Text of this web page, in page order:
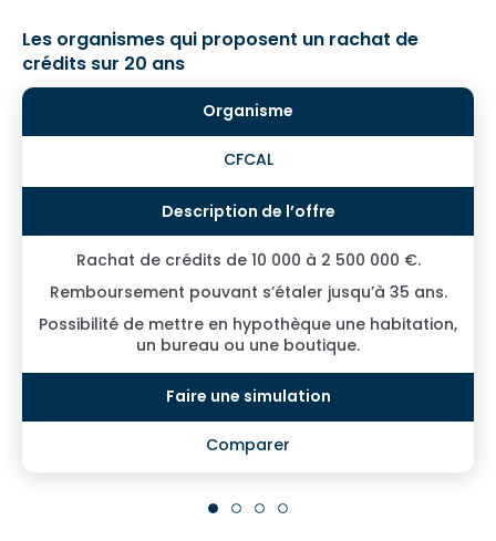
Les organismes qui proposent un rachat de
crédits sur 20 ans
CFCAL
Rachat de crédits de 10 000 à 2 500 000 €.
Remboursement pouvant s’étaler jusqu’à 35 ans.
Possibilité de mettre en hypothèque une habitation,
un bureau ou une boutique.
Comparer